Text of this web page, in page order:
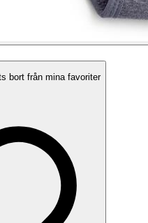
bort från mina favoriter